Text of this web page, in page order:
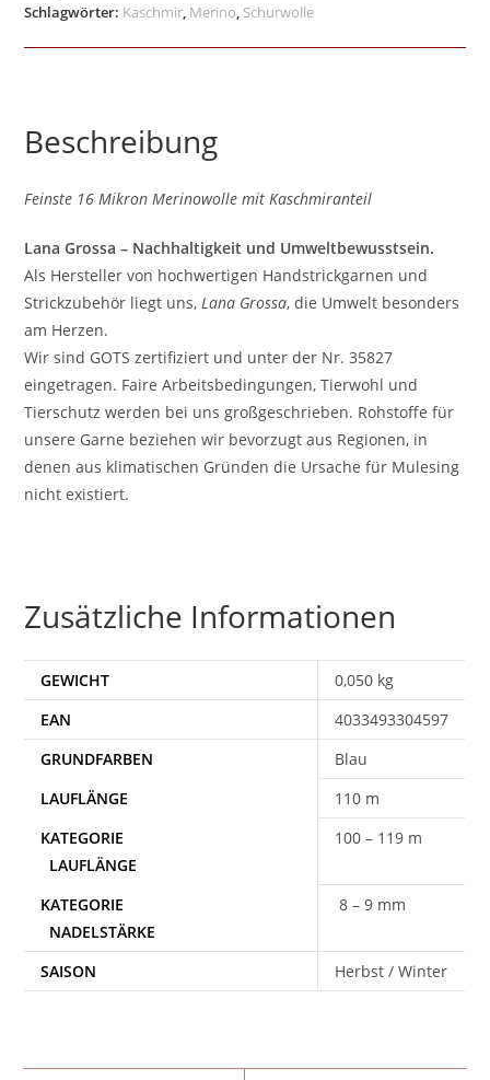
Schlagwörter: Kaschmir, Merino, Schurwolle
Beschreibung
Feinste 16 Mikron Merinowolle mit Kaschmiranteil
Lana Grossa – Nachhaltigkeit und Umweltbewusstsein.
Als Hersteller von hochwertigen Handstrickgarnen und
Strickzubehör liegt uns,Lana Grossa, die Umwelt besonders
am Herzen.
Wir sind GOTS zertifiziert und unter der Nr. 35827
eingetragen. Faire Arbeitsbedingungen, Tierwohl und
Tierschutz werden bei uns großgeschrieben. Rohstoffe für
unsere Garne beziehen wir bevorzugt aus Regionen, in
denen aus klimatischen Gründen die Ursache für Mulesing
nicht existiert.
Zusätzliche Informationen
GEWICHT
0,050 kg
EAN
4033493304597
Blau
110 m
100 – 119 m
8 – 9 mm
SAISON Herbst / Winter